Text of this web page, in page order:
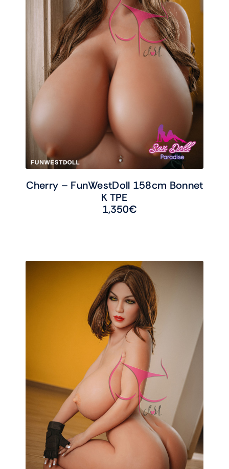
Cherry – FunWestDoll 158cm Bonnet
K TPE
1,350€